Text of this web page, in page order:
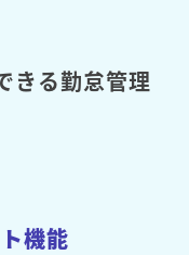
きる勤怠管理
機能